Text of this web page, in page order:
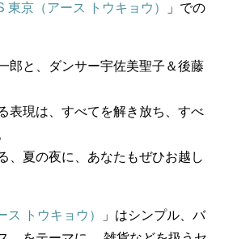
東京（アース トウキョウ）
」での
郎と、ダンサー宇佐美聖子＆後藤
表現は、すべてを解き放ち、すべ
、夏の夜に、あなたもぜひお越し
ス トウキョウ）
」はシンプル、バ